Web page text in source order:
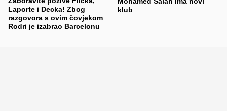
Laporte i Decka! Zbog
razgovora s ovim čovjekom
Rodri je izabrao Barcelonu
klub